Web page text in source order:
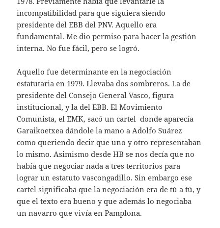
incompatibilidad para que siguiera siendo
presidente del EBB del PNV. Aquello era
fundamental. Me dio permiso para hacer la gestión
interna. No fue fácil, pero se logró.
Aquello fue determinante en la negociación
estatutaria en 1979. Llevaba dos sombreros. La de
presidente del Consejo General Vasco, figura
institucional, y la del EBB. El Movimiento
Comunista, el EMK, sacó un cartel donde aparecía
Garaikoetxea dándole la mano a Adolfo Suárez
como queriendo decir que uno y otro representaban
lo mismo. Asimismo desde HB se nos decía que no
había que negociar nada a tres territorios para
lograr un estatuto vascongadillo. Sin embargo ese
cartel significaba que la negociación era de tú a tú, y
que el texto era bueno y que además lo negociaba
un navarro que vivía en Pamplona.